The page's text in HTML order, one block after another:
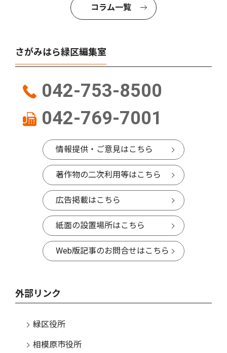
コラム一覧
さがみはら緑区編集室
042-753-8500
042-769-7001
情報提供・ご意見はこちら
著作物の二次利用等はこちら
広告掲載はこちら
紙面の設置場所はこちら
Web版記事のお問合せはこちら
外部リンク
緑区役所
相模原市役所